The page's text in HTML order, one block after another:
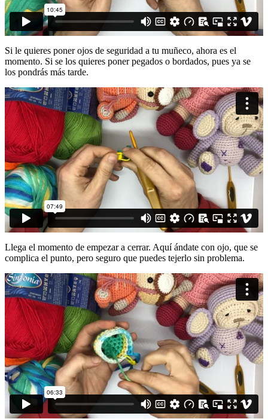
Si le quieres poner ojos de seguridad a tu muñeco, ahora es el
momento. Si se los quieres poner pegados o bordados, pues ya se
los pondrás más tarde.
Llega el momento de empezar a cerrar. Aquí ándate con ojo, que se
complica el punto, pero seguro que puedes tejerlo sin problema.